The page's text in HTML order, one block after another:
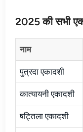
2025 की सभी
नाम
पुत्रदा एकादशी
कात्यायनी एकादशी
षट्तिला एकादशी